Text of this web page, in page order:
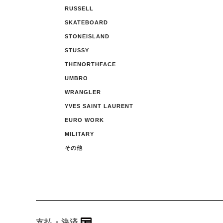
RUSSELL
SKATEBOARD
STONEISLAND
STUSSY
THENORTHFACE
UMBRO
WRANGLER
YVES SAINT LAURENT
EURO WORK
MILITARY
その他